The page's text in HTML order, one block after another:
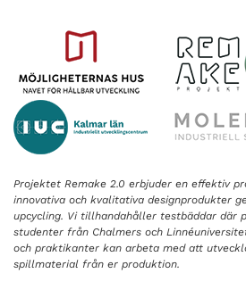
Projektet Remake 2.0 erbjuder en effektiv
innovativa och kvalitativa designprodukter
upcycling. Vi tillhandahåller testbäddar där
studenter från Chalmers och
och praktikanter kan arbeta med att
spillmaterial från er produktion.